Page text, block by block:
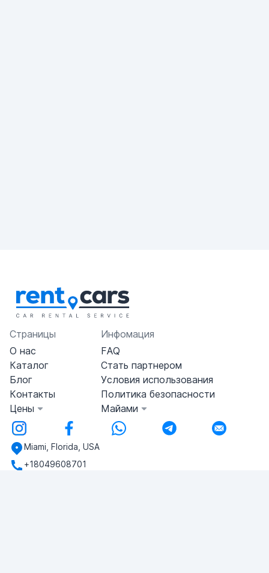
Страницы
О нас
Каталог
Блог
Контакты
Цены
Инфомация
FAQ
Стать партнером
Условия использования
Политика безопасности
Майами
Miami, Florida, USA
+18049608701